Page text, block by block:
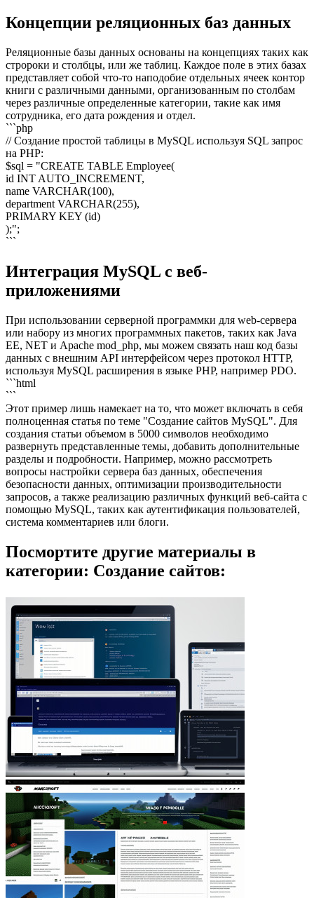
Концепции реляционных баз данных
Реляционные базы данных основаны на концепциях такиx как
стророки и столбцы, или же таблиц. Каждое поле в этих базах
представляет собой что-то наподобие отдельных ячеек контор
книги с различными данными, организованным по столбам
через различные определенные категории, такие как имя
сотрудника, его дата рождения и отдел.
```php
// Создание простой таблицы в MySQL используя SQL запрос
на PHP:
$sql = "CREATE TABLE Employee(
id INT AUTO_INCREMENT,
name VARCHAR(100),
department VARCHAR(255),
PRIMARY KEY (id)
);";
```
Интеграция MySQL с веб-
приложениями
При использовании серверной программки для web-сервера
или набору из многих программных пакетов, таких как Java
EE, NET и Apache mod_php, мы можем связать наш код базы
данных с внешним API интерфейсом через протокол HTTP,
используя MySQL расширения в языке PHP, например PDO.
```html
```
Этот пример лишь намекает на то, что может включать в себя
полноценная статья по теме "Создание сайтов MySQL". Для
создания статьи объемом в 5000 символов необходимо
развернуть представленные темы, добавить дополнительные
разделы и подробности. Например, можно рассмотреть
вопросы настройки сервера баз данных, обеспечения
безопасности данных, оптимизации производительности
запросов, а также реализацию различных функций веб-сайта с
помощью MySQL, таких как аутентификация пользователей,
система комментариев или блоги.
Посмортите другие материалы в
категории: Создание сайтов: